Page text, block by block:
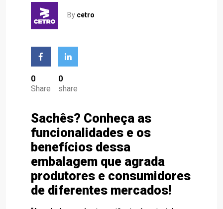
By cetro
0
Share
0
share
Sachês? Conheça as
funcionalidades e os
benefícios dessa
embalagem que agrada
produtores e consumidores
de diferentes mercados!